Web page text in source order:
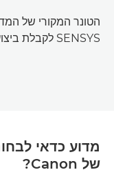
SENSYS לקבלת ביצועים מהירים והדפסות באיכות גבוהה.
מדוע כדאי
של Canon?